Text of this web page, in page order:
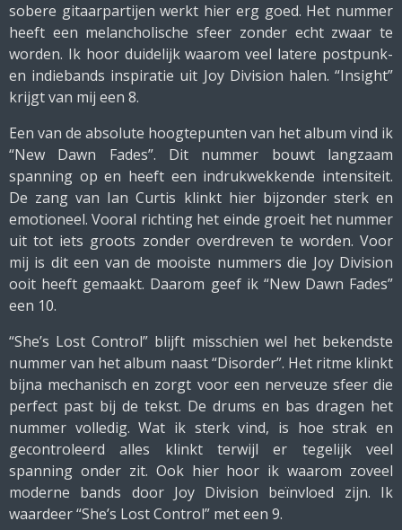
sobere gitaarpartijen werkt hier erg goed. Het nummer
heeft een melancholische sfeer zonder echt zwaar te
worden. Ik hoor duidelijk waarom veel latere postpunk-
en indiebands inspiratie uit Joy Division halen. “Insight”
krijgt van mij een 8.
Een van de absolute hoogtepunten van het album vind ik
“New Dawn Fades”. Dit nummer bouwt langzaam
spanning op en heeft een indrukwekkende intensiteit.
De zang van Ian Curtis klinkt hier bijzonder sterk en
emotioneel. Vooral richting het einde groeit het nummer
uit tot iets groots zonder overdreven te worden. Voor
mij is dit een van de mooiste nummers die Joy Division
ooit heeft gemaakt. Daarom geef ik “New Dawn Fades”
een 10.
“She’s Lost Control” blijft misschien wel het bekendste
nummer van het album naast “Disorder”. Het ritme klinkt
bijna mechanisch en zorgt voor een nerveuze sfeer die
perfect past bij de tekst. De drums en bas dragen het
nummer volledig. Wat ik sterk vind, is hoe strak en
gecontroleerd alles klinkt terwijl er tegelijk veel
spanning onder zit. Ook hier hoor ik waarom zoveel
moderne bands door Joy Division beïnvloed zijn. Ik
waardeer “She’s Lost Control” met een 9.